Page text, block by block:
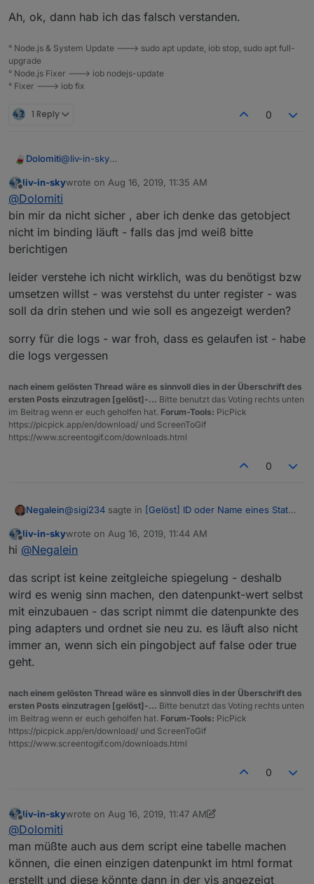
Ah, ok, dann hab ich das falsch verstanden.
° Node.js & System Update ---> sudo apt update, iob stop, sudo apt full-
upgrade
° Node.js Fixer ---> iob nodejs-update
° Fixer ---> iob fix
1 Reply 0
Dolomiti@liv-in-sky
mir. Hab mich nur über die ganzen log-Ausgaben
gewundert, bei mir war noch auf Debug und Verbose
gestellt
Nachdem ich mal in meinen Skript-Versuchen auf
meinem Testsystem gestöbert habe, habe ich auch
einen Code-Schnipsel ähnlich wie deinen zum loggen
Man kann aber darauf anscheinend nicht direkt im VIS
zugreifen. Ich wollte mir eine Übersicht aller Register
mit dem Namen bauen. Vielleicht geht das mit
Bindings, aber damit stehe ich noch etwas auf
Offline
liv-in-skywrote on Aug 16, 2019, 11:35 AM
last edited by
@Dolomiti
bin mir da nicht sicher , aber ich denke das getobject
nicht im binding läuft - falls das jmd weiß bitte
berichtigen
leider verstehe ich nicht wirklich, was du benötigst bzw
umsetzen willst - was verstehst du unter register - was
soll da drin stehen und wie soll es angezeigt werden?
sorry für die logs - war froh, dass es gelaufen ist - habe
die logs vergessen
nach einem gelösten Thread wäre es sinnvoll dies in der Überschrift des
ersten Posts einzutragen [gelöst]-... Bitte benutzt das Voting rechts unten
im Beitrag wenn er euch geholfen hat. Forum-Tools: PicPick
https://picpick.app/en/download/ und ScreenToGif
https://www.screentogif.com/downloads.html
0
Negalein@sigi234 sagte in [Gelöst] ID oder Name eines State
@
Nur passen true/false nicht zusammen.
Das Skript gibt doch nur den Namen und die IP
aus,,,,,,,,,,
Ah, ok, dann hab ich das falsch verstanden.
Offline
liv-in-skywrote on Aug 16, 2019, 11:44 AM
last edited by
hi @Negalein
das script ist keine zeitgleiche spiegelung - deshalb
wird es wenig sinn machen, den datenpunkt-wert selbst
mit einzubauen - das script nimmt die datenpunkte des
ping adapters und ordnet sie neu zu. es läuft also nicht
immer an, wenn sich ein pingobject auf false oder true
geht.
nach einem gelösten Thread wäre es sinnvoll dies in der Überschrift des
ersten Posts einzutragen [gelöst]-... Bitte benutzt das Voting rechts unten
im Beitrag wenn er euch geholfen hat. Forum-Tools: PicPick
https://picpick.app/en/download/ und ScreenToGif
https://www.screentogif.com/downloads.html
0
Offline
liv-in-skywrote on Aug 16, 2019, 11:47 AM
last edited by liv-in-sky Aug 16, 2019, 1:50 PM
@Dolomiti
man müßte auch aus dem script eine tabelle machen
können, die einen einzigen datenpunkt im html format
erstellt und diese könnte dann in der vis angezeigt